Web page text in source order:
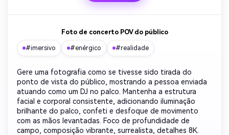
Foto de concerto POV do público
#imersivo #enérgico #realidade
Gere uma fotografia como se tivesse sido tirada do
ponto de vista do público, mostrando a pessoa enviada
atuando como um DJ no palco. Mantenha a estrutura
facial e corporal consistente, adicionando iluminação
brilhante do palco, confeti e desfoque de movimento
com as mãos levantadas. Foco de profundidade de
campo, composição vibrante, surrealista, detalhes 8K.